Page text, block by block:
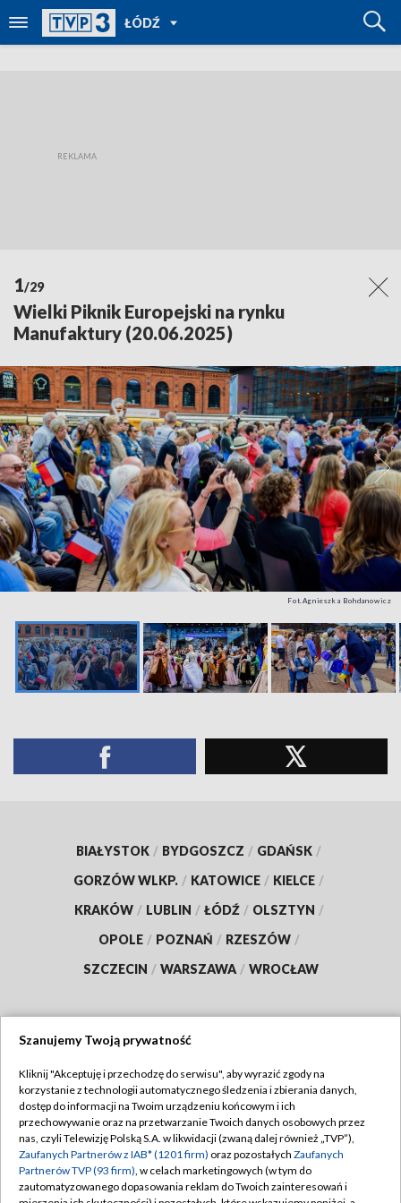
ŁÓDŹ
POWRÓT
DO
REGIONY
1/29
Wielki Piknik Europejski na rynku
Manufaktury (20.06.2025)
Fot.Agnieszka Bohdanowicz
BIAŁYSTOK / BYDGOSZCZ / GDAŃSK /
GORZÓW WLKP. / KATOWICE / KIELCE /
KRAKÓW / LUBLIN / ŁÓDŹ / OLSZTYN /
OPOLE / POZNAŃ / RZESZÓW /
SZCZECIN / WARSZAWA / WROCŁAW
TVP
Abonament TVP
Emisja w TVP
Centrum informacji TVP
Regulamin TVP
Polityka prywatności
Moje zgody
Szanujemy Twoją prywatność
Kliknij "Akceptuję i przechodzę do serwisu", aby wyrazić zgody na
korzystanie z technologii automatycznego śledzenia i zbierania danych,
dostęp do informacji na Twoim urządzeniu końcowym i ich
przechowywanie oraz na przetwarzanie Twoich danych osobowych przez
nas, czyli Telewizję Polską S.A. w likwidacji (zwaną dalej również „TVP”),
Zaufanych Partnerów z IAB* (1201 firm) oraz pozostałych Zaufanych
Partnerów TVP (93 firm), w celach marketingowych (w tym do
zautomatyzowanego dopasowania reklam do Twoich zainteresowań i